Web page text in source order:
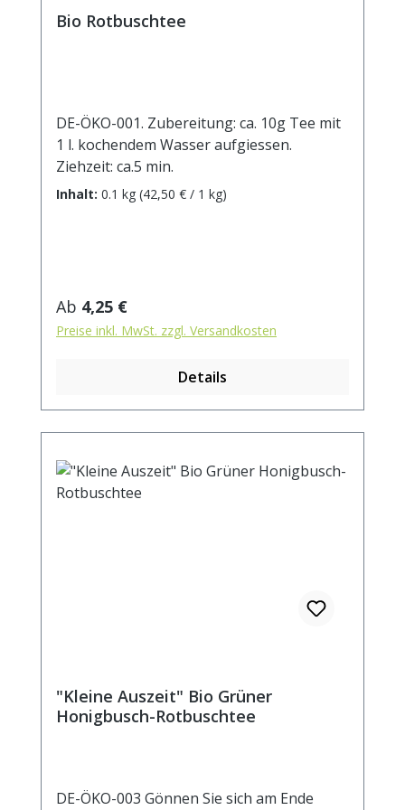
Bio Rotbuschtee
DE-ÖKO-001. Zubereitung: ca. 10g Tee mit
1 l. kochendem Wasser aufgiessen.
Ziehzeit: ca.5 min.
Inhalt: 0.1 kg (42,50 € / 1 kg)
Regulärer Preis:
Ab 4,25 €
Preise inkl. MwSt. zzgl. Versandkosten
Details
"Kleine Auszeit" Bio Grüner
Honigbusch-Rotbuschtee
DE-ÖKO-003 Gönnen Sie sich am Ende